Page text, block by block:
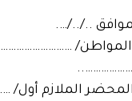
../../….
المواطن/
المحضر الملازم